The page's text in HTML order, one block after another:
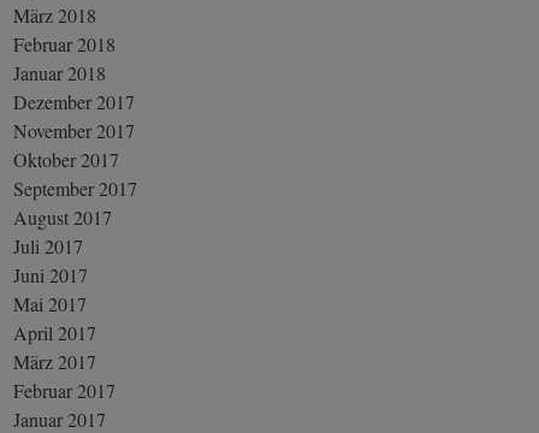
März 2018
Februar 2018
Januar 2018
Dezember 2017
November 2017
Oktober 2017
September 2017
August 2017
Juli 2017
Juni 2017
Mai 2017
April 2017
März 2017
Februar 2017
Januar 2017